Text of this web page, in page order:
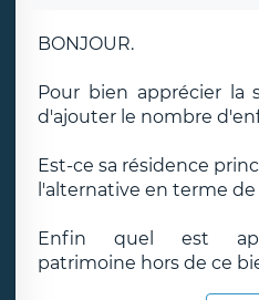
BONJOUR.
Pour bien apprécier la
d'ajouter le nombre
Est-ce sa résidence
l'alternative en terme
Enfin quel est
patrimoine hors de ce